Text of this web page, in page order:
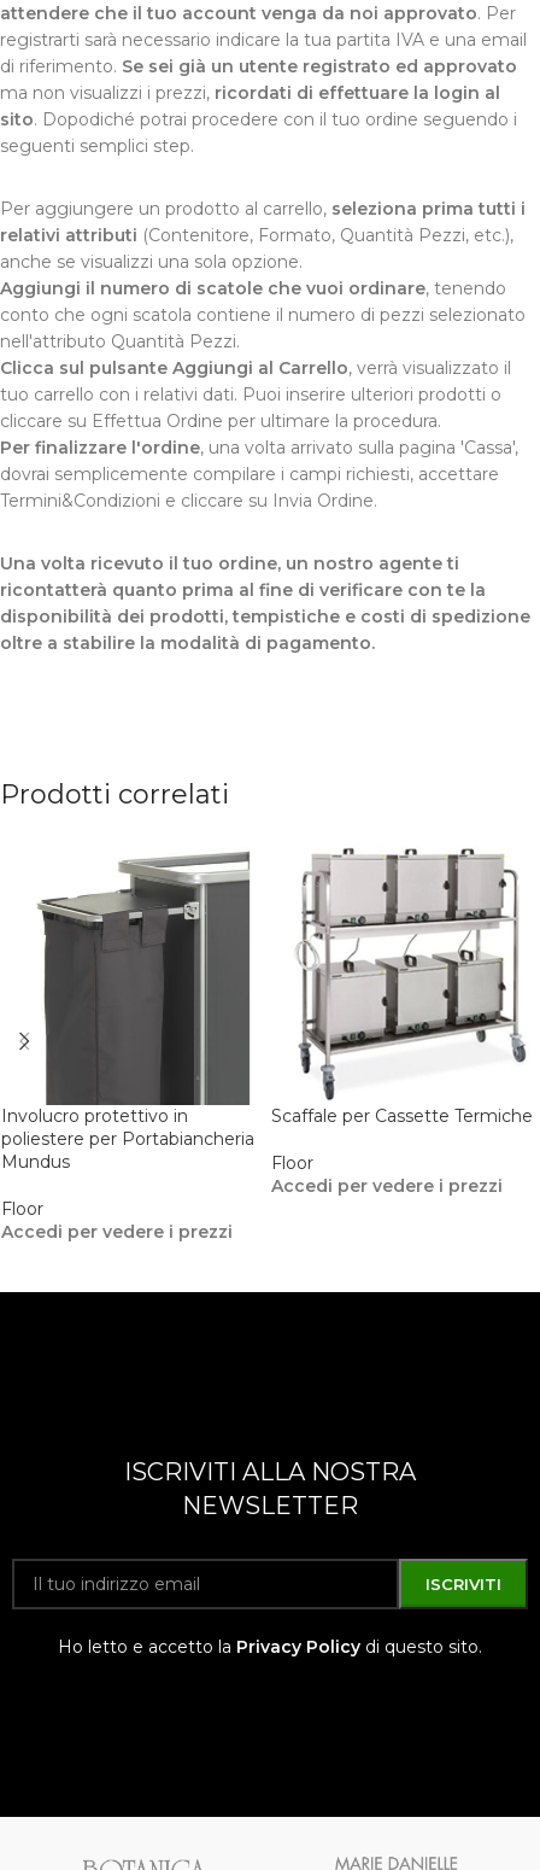
attendere che il tuo account venga da noi approvato. Per
registrarti sarà necessario indicare la tua partita IVA e una email
di riferimento. Se sei già un utente registrato ed approvato
ma non visualizzi i prezzi, ricordati di effettuare la login al
sito. Dopodiché potrai procedere con il tuo ordine seguendo i
seguenti semplici step.
Per aggiungere un prodotto al carrello, seleziona prima tutti i
relativi attributi (Contenitore, Formato, Quantità Pezzi, etc.),
anche se visualizzi una sola opzione.
Aggiungi il numero di scatole che vuoi ordinare, tenendo
conto che ogni scatola contiene il numero di pezzi selezionato
nell'attributo Quantità Pezzi.
Clicca sul pulsante Aggiungi al Carrello, verrà visualizzato il
tuo carrello con i relativi dati. Puoi inserire ulteriori prodotti o
cliccare su Effettua Ordine per ultimare la procedura.
Per finalizzare l'ordine, una volta arrivato sulla pagina 'Cassa',
dovrai semplicemente compilare i campi richiesti, accettare
Termini&Condizioni e cliccare su Invia Ordine.
Una volta ricevuto il tuo ordine, un nostro agente ti
ricontatterà quanto prima al fine di verificare con te la
disponibilità dei prodotti, tempistiche e costi di spedizione
oltre a stabilire la modalità di pagamento.
Prodotti correlati
Involucro protettivo in
poliestere per Portabiancheria
Mundus
Floor
Accedi per vedere i prezzi
Scaffale per Cassette Termiche
Floor
Accedi per vedere i prezzi
ISCRIVITI ALLA NOSTRA
NEWSLETTER
Ho letto e accetto la Privacy Policy di questo sito.